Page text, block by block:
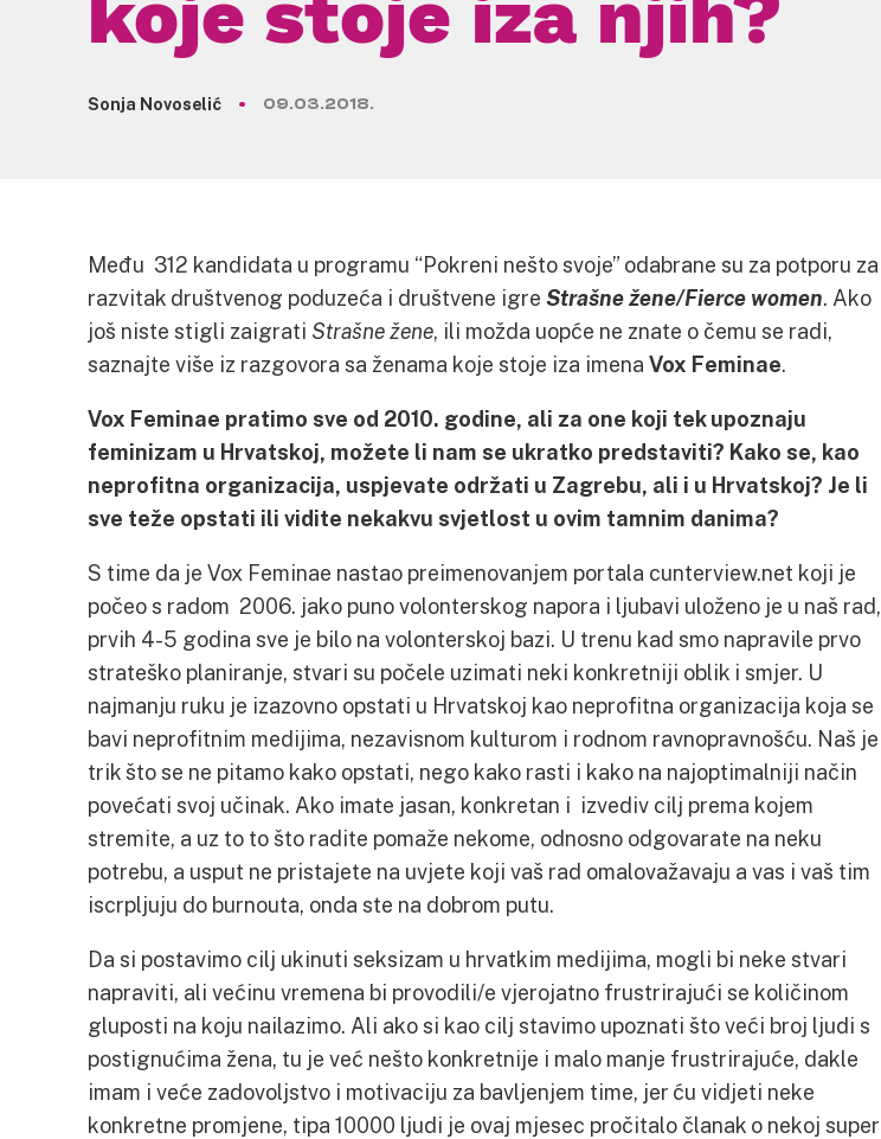
Sonja Novoselić 09.03.2018.
Među 312 kandidata u programu “Pokreni nešto svoje” odabrane su za potporu za
razvitak društvenog poduzeća i društvene igre Strašne žene/Fierce women. Ako
još niste stigli zaigrati Strašne žene, ili možda uopće ne znate o čemu se radi,
saznajte više iz razgovora sa ženama koje stoje iza imena Vox Feminae.
Vox Feminae pratimo sve od 2010. godine, ali za one koji tek upoznaju
feminizam u Hrvatskoj, možete li nam se ukratko predstaviti? Kako se, kao
neprofitna organizacija, uspjevate održati u Zagrebu, ali i u Hrvatskoj? Je li
sve teže opstati ili vidite nekakvu svjetlost u ovim tamnim danima?
S time da je Vox Feminae nastao preimenovanjem portala cunterview.net koji je
počeo s radom 2006. jako puno volonterskog napora i ljubavi uloženo je u naš rad,
prvih 4-5 godina sve je bilo na volonterskoj bazi. U trenu kad smo napravile prvo
strateško planiranje, stvari su počele uzimati neki konkretniji oblik i smjer. U
najmanju ruku je izazovno opstati u Hrvatskoj kao neprofitna organizacija koja se
bavi neprofitnim medijima, nezavisnom kulturom i rodnom ravnopravnošću. Naš je
trik što se ne pitamo kako opstati, nego kako rasti i kako na najoptimalniji način
povećati svoj učinak. Ako imate jasan, konkretan i izvediv cilj prema kojem
stremite, a uz to to što radite pomaže nekome, odnosno odgovarate na neku
potrebu, a usput ne pristajete na uvjete koji vaš rad omalovažavaju a vas i vaš tim
iscrpljuju do burnouta, onda ste na dobrom putu.
Da si postavimo cilj ukinuti seksizam u hrvatkim medijima, mogli bi neke stvari
napraviti, ali većinu vremena bi provodili/e vjerojatno frustrirajući se količinom
gluposti na koju nailazimo. Ali ako si kao cilj stavimo upoznati što veći broj ljudi s
postignućima žena, tu je već nešto konkretnije i malo manje frustrirajuće, dakle
imam i veće zadovoljstvo i motivaciju za bavljenjem time, jer ću vidjeti neke
konkretne promjene, tipa 10000 ljudi je ovaj mjesec pročitalo članak o nekoj super